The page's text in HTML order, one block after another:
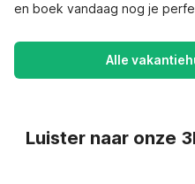
en boek vandaag nog je
Alle
Luister naar onze